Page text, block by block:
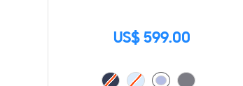
US$ 599.00